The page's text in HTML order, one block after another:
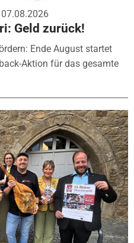
07.08.2026
Geld zurück!
Ende August startet
Aktion für das gesamte